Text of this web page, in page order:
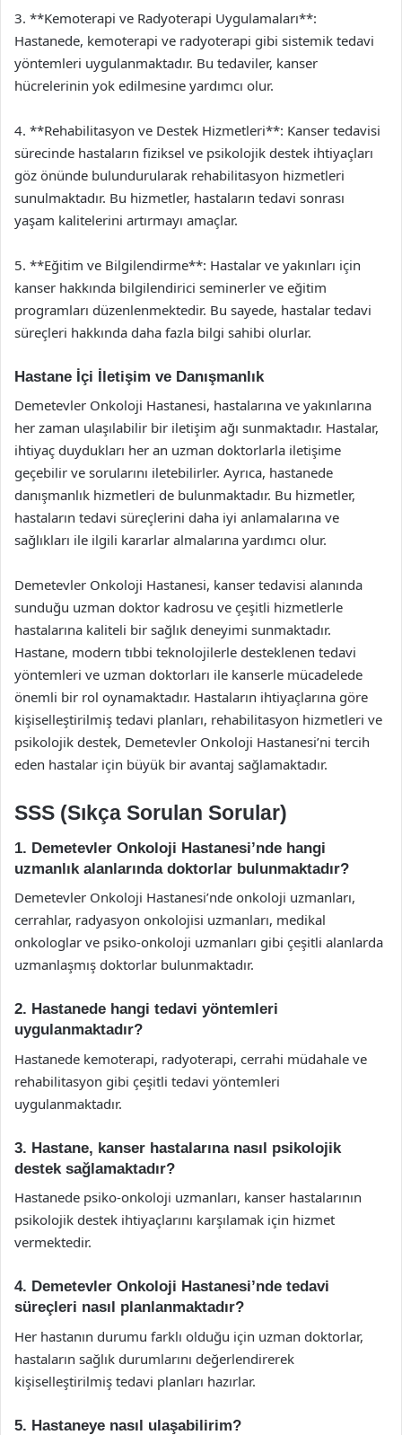
3. **Kemoterapi ve Radyoterapi Uygulamaları**:
Hastanede, kemoterapi ve radyoterapi gibi sistemik tedavi
yöntemleri uygulanmaktadır. Bu tedaviler, kanser
hücrelerinin yok edilmesine yardımcı olur.
4. **Rehabilitasyon ve Destek Hizmetleri**: Kanser tedavisi
sürecinde hastaların fiziksel ve psikolojik destek ihtiyaçları
göz önünde bulundurularak rehabilitasyon hizmetleri
sunulmaktadır. Bu hizmetler, hastaların tedavi sonrası
yaşam kalitelerini artırmayı amaçlar.
5. **Eğitim ve Bilgilendirme**: Hastalar ve yakınları için
kanser hakkında bilgilendirici seminerler ve eğitim
programları düzenlenmektedir. Bu sayede, hastalar tedavi
süreçleri hakkında daha fazla bilgi sahibi olurlar.
Hastane İçi İletişim ve Danışmanlık
Demetevler Onkoloji Hastanesi, hastalarına ve yakınlarına
her zaman ulaşılabilir bir iletişim ağı sunmaktadır. Hastalar,
ihtiyaç duydukları her an uzman doktorlarla iletişime
geçebilir ve sorularını iletebilirler. Ayrıca, hastanede
danışmanlık hizmetleri de bulunmaktadır. Bu hizmetler,
hastaların tedavi süreçlerini daha iyi anlamalarına ve
sağlıkları ile ilgili kararlar almalarına yardımcı olur.
Demetevler Onkoloji Hastanesi, kanser tedavisi alanında
sunduğu uzman doktor kadrosu ve çeşitli hizmetlerle
hastalarına kaliteli bir sağlık deneyimi sunmaktadır.
Hastane, modern tıbbi teknolojilerle desteklenen tedavi
yöntemleri ve uzman doktorları ile kanserle mücadelede
önemli bir rol oynamaktadır. Hastaların ihtiyaçlarına göre
kişiselleştirilmiş tedavi planları, rehabilitasyon hizmetleri ve
psikolojik destek, Demetevler Onkoloji Hastanesi’ni tercih
eden hastalar için büyük bir avantaj sağlamaktadır.
SSS (Sıkça Sorulan Sorular)
1. Demetevler Onkoloji Hastanesi’nde hangi
uzmanlık alanlarında doktorlar bulunmaktadır?
Demetevler Onkoloji Hastanesi’nde onkoloji uzmanları,
cerrahlar, radyasyon onkolojisi uzmanları, medikal
onkologlar ve psiko-onkoloji uzmanları gibi çeşitli alanlarda
uzmanlaşmış doktorlar bulunmaktadır.
2. Hastanede hangi tedavi yöntemleri
uygulanmaktadır?
Hastanede kemoterapi, radyoterapi, cerrahi müdahale ve
rehabilitasyon gibi çeşitli tedavi yöntemleri
uygulanmaktadır.
3. Hastane, kanser hastalarına nasıl psikolojik
destek sağlamaktadır?
Hastanede psiko-onkoloji uzmanları, kanser hastalarının
psikolojik destek ihtiyaçlarını karşılamak için hizmet
vermektedir.
4. Demetevler Onkoloji Hastanesi’nde tedavi
süreçleri nasıl planlanmaktadır?
Her hastanın durumu farklı olduğu için uzman doktorlar,
hastaların sağlık durumlarını değerlendirerek
kişiselleştirilmiş tedavi planları hazırlar.
5. Hastaneye nasıl ulaşabilirim?